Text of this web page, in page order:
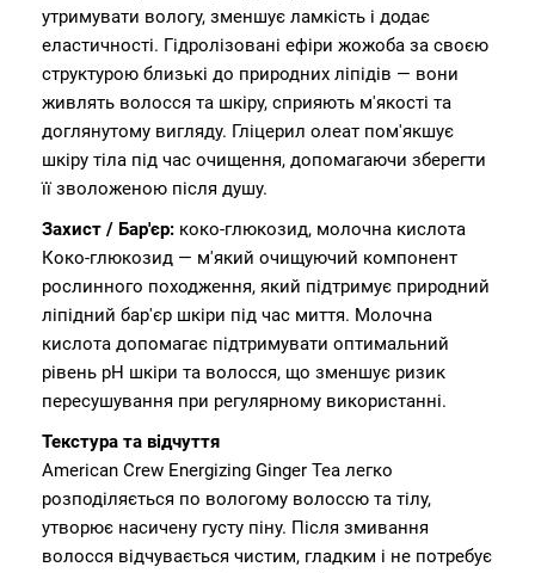
утримувати вологу, зменшує ламкість і додає
еластичності. Гідролізовані ефіри жожоба за своєю
структурою близькі до природних ліпідів — вони
живлять волосся та шкіру, сприяють м'якості та
доглянутому вигляду. Гліцерил олеат пом'якшує
шкіру тіла під час очищення, допомагаючи зберегти
її зволоженою після душу.
Захист / Бар'єр: коко-глюкозид, молочна кислота
Коко-глюкозид — м'який очищуючий компонент
рослинного походження, який підтримує природний
ліпідний бар'єр шкіри під час миття. Молочна
кислота допомагає підтримувати оптимальний
рівень pH шкіри та волосся, що зменшує ризик
пересушування при регулярному використанні.
Текстура та відчуття
American Crew Energizing Ginger Tea легко
розподіляється по вологому волоссю та тілу,
утворює насичену густу піну. Після змивання
волосся відчувається чистим, гладким і не потребує